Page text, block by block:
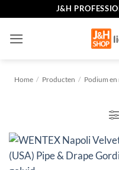
inhoud
J&H
Home / Producten / Podium